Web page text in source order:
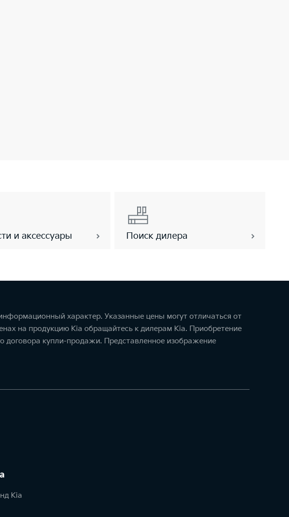
и аксессуары Поиск дилера
характер. Указанные цены могут отличаться от
на продукцию Kia обращайтесь к дилерам Kia. Приобретение
договора купли-продажи. Представленное изображение
Kia